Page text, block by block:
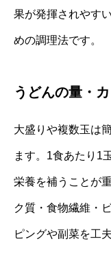
果が発揮されやす
めの調理法です。
うどんの量・
大盛りや複数玉は
ます。1食あたり1
栄養を補うことが
ク質・食物繊維・
ピングや副菜を工